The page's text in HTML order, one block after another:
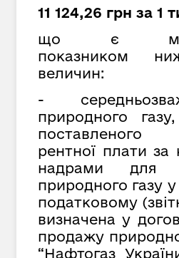
11 124,26 грн за 1
що є
показником
величин:
-
природного
поставленого
рентної плати за
надрами для
природного газу
податковому
визначена у
продажу
“Нафтогаз